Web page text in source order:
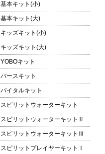
基本キット(小)
基本キット(大)
キッズキット(小)
キッズキット(大)
YOBOキット
バースキット
バイタルキット
スピリットウォーターキット
スピリットウォーターキットⅡ
スピリットウォーターキットⅢ
スピリットプレイヤーキットⅠ